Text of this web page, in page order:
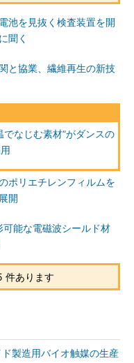
池を見抜く検査装置を開
聞く
と協業、繊維再生の新技
でなじむ素材”がダンスの
ポリエチレンフィルムを
開
能な電磁波シールド材
件あります
製造用バイオ触媒の生産